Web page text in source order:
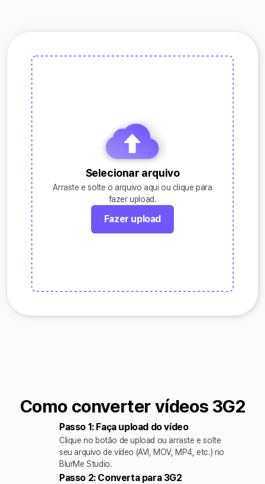
Selecionar arquivo
Arraste e solte o arquivo aqui ou clique para
fazer upload.
Fazer upload
Como converter vídeos 3G2
Passo 1: Faça upload do vídeo
Clique no botão de upload ou arraste e solte
seu arquivo de vídeo (AVI, MOV, MP4, etc.) no
BlurMe Studio.
Passo 2: Converta para 3G2